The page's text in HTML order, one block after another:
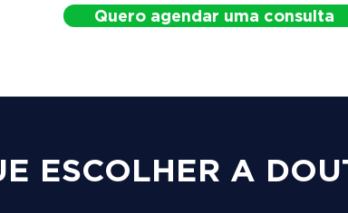
Quero agendar uma consulta
ESCOLHER A